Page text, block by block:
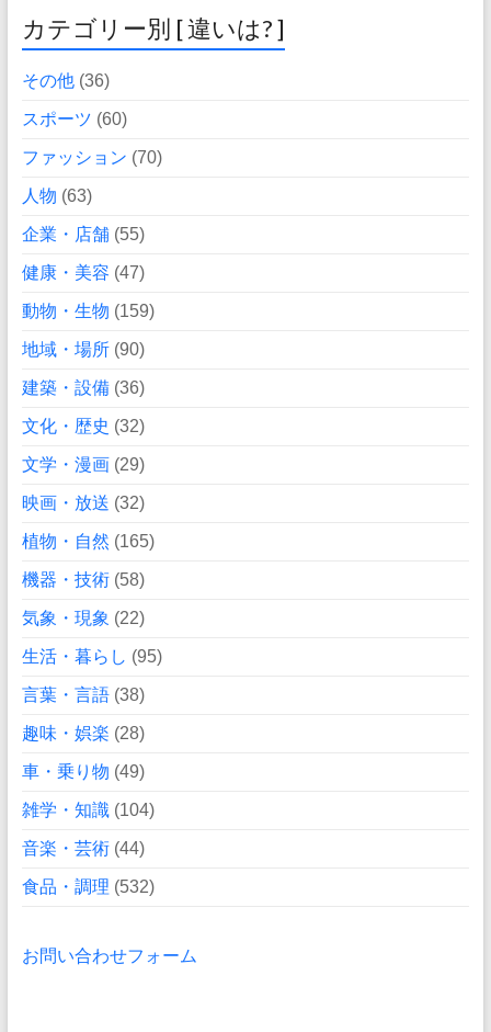
カテゴリー別 [ 違いは? ]
その他(36)
スポーツ (60)
ファッション (70)
人物 (63)
企業・店舗(55)
健康・美容 (47)
動物・生物 (159)
地域・場所(90)
建築・設備(36)
文化・歴史 (32)
文学・漫画(29)
映画・放送 (32)
植物・自然 (165)
機器・技術(58)
気象・現象 (22)
生活・暮らし (95)
言葉・言語(38)
趣味・娯楽 (28)
車・乗り物 (49)
雑学・知識(104)
音楽・芸術(44)
食品・調理 (532)
お問い合わせフォーム